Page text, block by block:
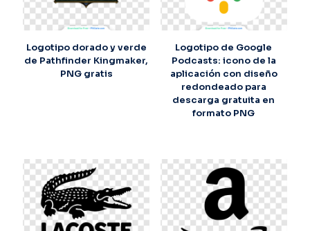
Logotipo dorado y verde
de Pathfinder Kingmaker,
PNG gratis
Logotipo de Google
Podcasts: icono de la
aplicación con diseño
redondeado para
descarga gratuita en
formato PNG